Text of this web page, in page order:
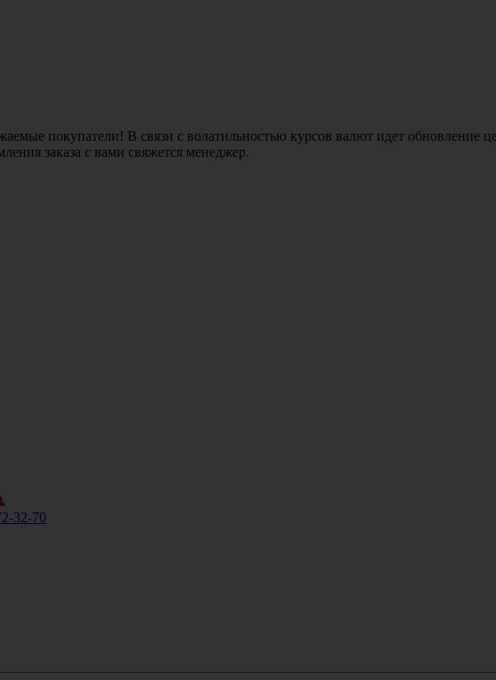
покупатели! В связи с волатильностью курсов валют идет обновление
заказа с вами свяжется менеджер.
32-70